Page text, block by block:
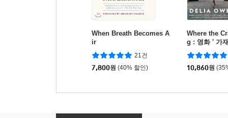
When Breath Becomes A
ir
21건
7,800원 (40% 할인)
Where the
g : 영화 ' 가
곳' 원작 소설
10,860원